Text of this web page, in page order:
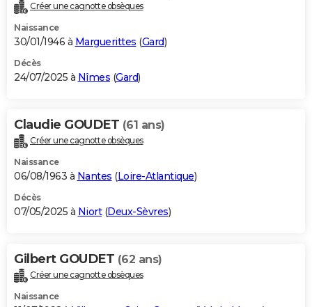
Créer une cagnotte obsèques
Naissance
30/01/1946 à Marguerittes (Gard)
Décès
24/07/2025 à Nîmes (Gard)
Claudie GOUDET (61 ans)
Créer une cagnotte obsèques
Naissance
06/08/1963 à Nantes (Loire-Atlantique)
Décès
07/05/2025 à Niort(Deux-Sèvres)
Gilbert GOUDET (62 ans)
Créer une cagnotte obsèques
Naissance